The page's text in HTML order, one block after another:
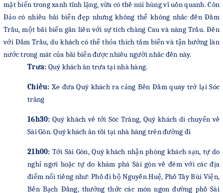
mặt biển trong xanh tĩnh lặng, vừa có thế núi hùng vĩ uốn quanh.Côn
Đảo có nhiều bãi biển đẹp nhưng không thể không nhắc đến Đầm
Trầu, một bãi biển gắn liền với sự tích chàng Cau và nàng Trầu. Đến
với Đầm Trầu, du khách có thể thỏa thích tắm biển và tận hưởng làn
nước trong mát của bãi biển được nhiều người nhắc đến này.
Trưa: Quý kháchăn trưa tại nhà hàng.
Chiều: Xe đưa Quý kháchra cảng Bến Đầm quay trở lại Sóc
trăng
16h30: Quý khách về tới Sóc Trăng, Quý khách di chuyển về
Sài Gòn. Quý khách ăn tối tại nhà hàng trên đường đi
21h00: Tới Sài Gòn, Quý khách nhận phòng khách sạn, tự do
nghỉ ngơi hoặc tự do khám phá Sài gòn về đêm với các địa
điểm nổi tiếng như: Phố đi bộ Nguyễn Huệ, Phố Tây Bùi Viện,
Bến Bạch Đằng, thưởng thức các món ngon đường phố Sài